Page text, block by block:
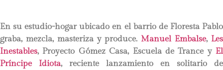
En su estudio-hogar ubicado en el barrio de Floresta Pablo
graba, mezcla, masteriza y produce.Manuel Embalse,Les
Inestables, Proyecto Gómez Casa, Escuela de Trance y El
Príncipe Idiota, reciente lanzamiento en solitario de